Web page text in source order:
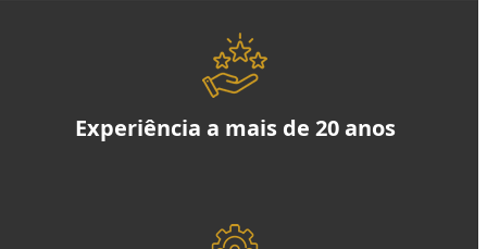
Experiência a mais de 20 anos